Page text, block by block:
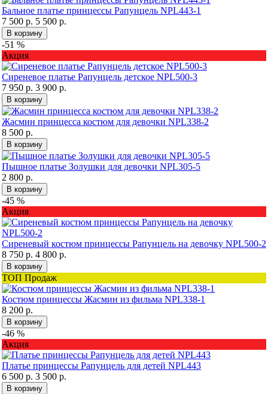
Бальное платье принцессы Рапунцель NPL443-1
7 500 р. 5 500 р.
В корзину
-51 %
Акция
Сиреневое платье Рапунцель детское NPL500-3
7 950 р. 3 900 р.
В корзину
Жасмин принцесса костюм для девочки NPL338-2
8 500 р.
В корзину
Пышное платье Золушки для девочки NPL305-5
2 800 р.
В корзину
-45 %
Акция
Сиреневый костюм принцессы Рапунцель на девочку NPL500-2
8 750 р. 4 800 р.
В корзину
ТОП Продаж
Костюм принцессы Жасмин из фильма NPL338-1
8 200 р.
В корзину
-46 %
Акция
Платье принцессы Рапунцель для детей NPL443
6 500 р. 3 500 р.
В корзину